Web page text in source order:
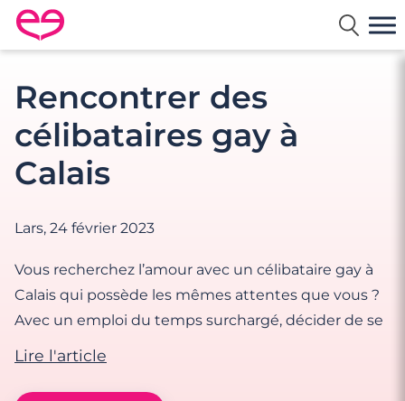
Rencontre en France avec Meetic
Rencontrer des
célibataires gay à
Calais
Lars, 24 février 2023
Vous recherchez l’amour avec un célibataire gay à
Calais qui possède les mêmes attentes que vous ?
Avec un emploi du temps surchargé, décider de se
Lire l'article